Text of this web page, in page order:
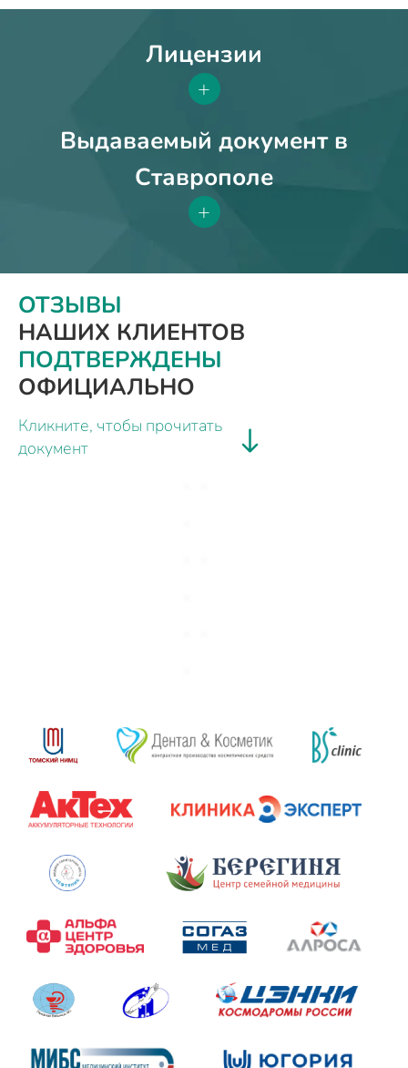
Лицензии
+
Выдаваемый документ в
Ставрополе
+
ОТЗЫВЫ
НАШИХ КЛИЕНТОВ
ПОДТВЕРЖДЕНЫ
ОФИЦИАЛЬНО
Кликните, чтобы прочитать
документ